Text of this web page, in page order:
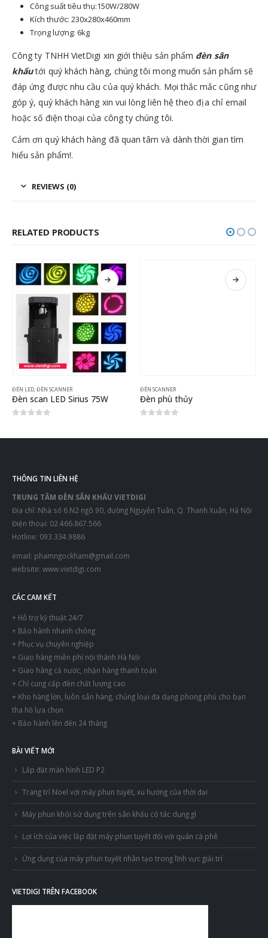
Công suất tiêu thụ:150W/280W
Kích thước: 230x280x460mm
Trọng lượng: 6kg
Công ty TNHH VietDigi xin giới thiệu sản phẩm đèn sân
khấutới quý khách hàng, chúng tôi mong muốn sản phẩm sẽ
đáp ứng được nhu cầu của quý khách. Mọi thắc mắc cũng như
góp ý, quý khách hàng xin vui lòng liên hệ theo địa chỉ email
hoặc số điện thoại của công ty chúng tôi.
Cảm ơn quý khách hàng đã quan tâm và dành thời gian tìm
hiểu sản phẩm!.
REVIEWS (0)
RELATED PRODUCTS
ĐÈN LED,ĐÈN SCANNER
Đèn scan LED Sirius 75W
ĐÈN SCANNER
Đèn phù thủy
THÔNG TIN LIÊN HỆ
TRUNG TÂM ĐÈN SÂN KHẤU VIETDIGI
Địa chỉ: Nhà số 6 N2 ngõ 90, đường Nguyễn Tuân, Q. Thanh Xuân, Hà Nội
Điện thoại: 02.466.867.566
Hotline: 093.334.9886
email: phamngockham@gmail.com
website: www.vietdigi.com
CÁC CAM KẾT
+ Hỗ trợ kỹ thuật 24/7
+ Bảo hành nhanh chóng
+ Phục vụ chuyên nghiệp
+ Giao hàng miễn phí nội thành Hà Nội
+ Giao hàng cả nước, nhận hàng thanh toán
+ Chỉ cung cấp đèn chất lượng cao
+ Kho hàng lớn, luôn sẵn hàng, chủng loại đa dạng phong phú cho bạn
tha hồ lựa chọn
+ Bảo hành lên đến 24 tháng
BÀI VIẾT MỚI
Lắp đặt màn hình LED P2
Trang trí Noel với máy phun tuyết, xu hướng của thời đại
Máy phun khói sử dụng trên sân khấu có tác dụng gì
Lợi ích của việc lắp đặt máy phun tuyết đối với quán cà phê
Ứng dụng của máy phun tuyết nhân tạo trong lĩnh vực giải trí
VIETDIGI TRÊN FACEBOOK